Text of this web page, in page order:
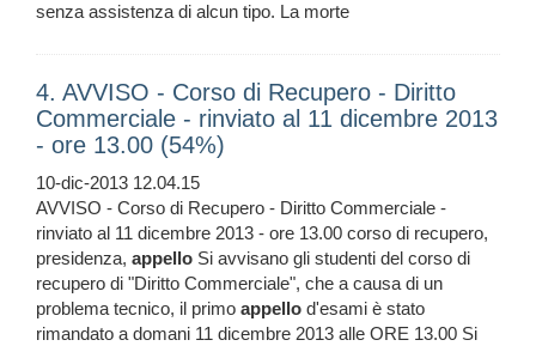
senza assistenza di alcun tipo. La morte
4. AVVISO - Corso di Recupero - Diritto
Commerciale - rinviato al 11 dicembre 2013
- ore 13.00 (54%)
10-dic-2013 12.04.15
AVVISO - Corso di Recupero - Diritto Commerciale -
rinviato al 11 dicembre 2013 - ore 13.00 corso di recupero,
presidenza, appello Si avvisano gli studenti del corso di
recupero di "Diritto Commerciale", che a causa di un
problema tecnico, il primo appello d'esami è stato
rimandato a domani 11 dicembre 2013 alle ORE 13.00 Si